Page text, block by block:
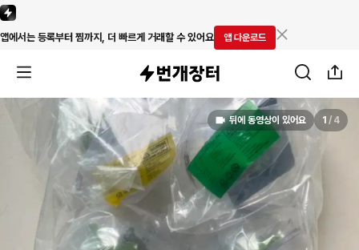
앱에서는 등록부터 찜까지, 더 빠르게 거래할 수 있어요 앱 다운로드
뒤에 동영상이 있어요 1 / 4